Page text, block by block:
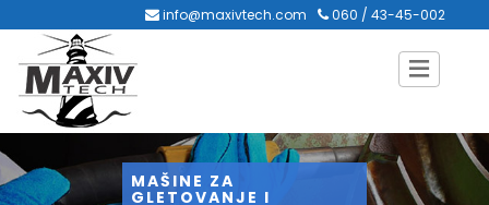
060 / 43-45-002
info@maxivtech.com
MAŠINE ZA
GLETOVANJE I